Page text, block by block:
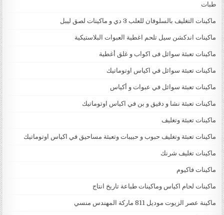
طبات
ماكينات التغليف بالسلوفان للعلب 3 دي و ماكينات لصق ليبل
ماكينات اندكشن سيل تلحم اغطية العبوات البلاستيكية
ماكينات تعبئة سوائل فى اكواب و غلق أغطية
ماكينات تعبئة سوائل في اكياس اوتوماتيك
ماكينات تعبئة سوائل في عبوات و أكياس
ماكينات تعبئة نشا و دقيق و بن في اكياس اوتوماتيك
ماكينات تعبئة وتغليف
ماكينات تعبئة وتغليف حبوب و حبيبات وتعبئة مساحيق في اكياس اوتوماتيك
ماكينات تغليف شرنك
ماكينات فاكيوم
ماكينات لحام اكياس وماكينات طباعة تاريخ انتاج
ماكينة عصر الزيوت موديل 811 ماركة المهندس منسي